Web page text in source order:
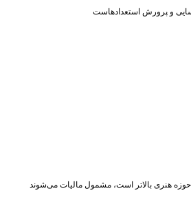
و پرورش استعدادهاست
حوزه هنری بالاتر است، مشمول مالیات می‌شوند